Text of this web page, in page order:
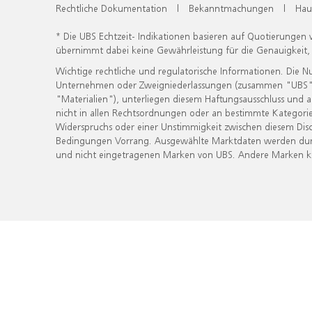
Rechtliche Dokumentation | Bekanntmachungen |
* Die UBS Echtzeit- Indikationen basieren auf
übernimmt dabei keine Gewährleistung für die
Wichtige rechtliche und regulatorische Informationen. Die
Unternehmen oder Zweigniederlassungen (zusammen
"Materialien"), unterliegen diesem Haftungsausschluss
nicht in allen Rechtsordnungen oder an bestimmte
Widerspruchs oder einer Unstimmigkeit zwischen diesem
Bedingungen Vorrang. Ausgewählte Marktdaten werden
und nicht eingetragenen Marken von UBS. Andere Marken